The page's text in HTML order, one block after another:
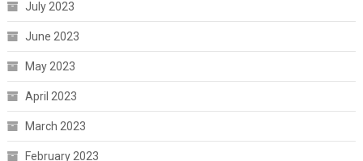
July 2023
June 2023
May 2023
April 2023
March 2023
February 2023